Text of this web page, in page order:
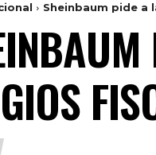
Sheinbaum pide a